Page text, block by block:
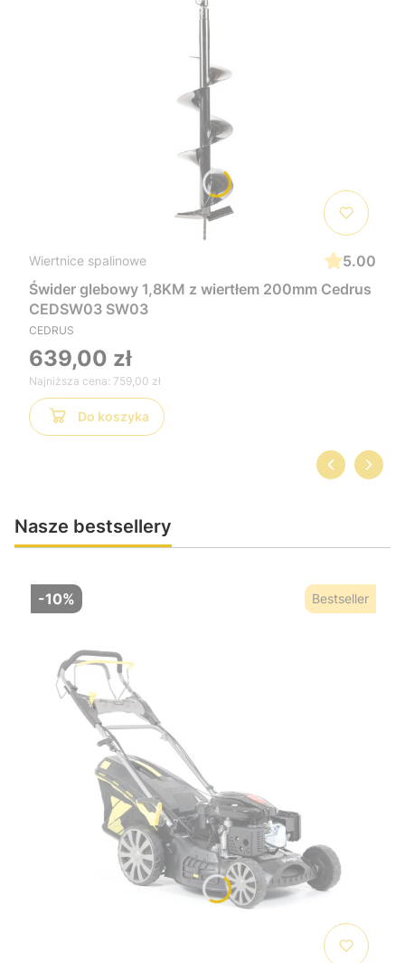
Wiertnice spalinowe
5.00
Świder glebowy 1,8KM z wiertłem 200mm Cedrus
CEDSW03 SW03
CEDRUS
639,00 zł
Najniższa cena: 759,00 zł
Do koszyka
Nasze bestsellery
-10% Bestseller